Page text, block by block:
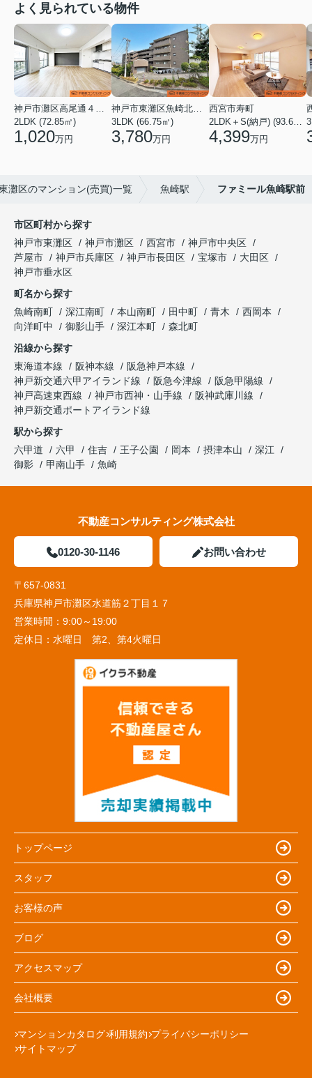
よく見られている物件
神戸市灘区高尾通４丁目
2LDK (72.85㎡)
1,020万円
神戸市東灘区魚崎北町４丁目
3LDK (66.75㎡)
3,780万円
西宮市寿町
2LDK＋S(納戸) (93.60㎡)
4,399万円
灘区のマンション(売買)一覧 魚崎駅 ファミール魚崎駅前
市区町村から探す
神戸市東灘区
神戸市灘区 西宮市
神戸市中央区
芦屋市
神戸市兵庫区 神戸市長田区 宝塚市
大田区
神戸市垂水区
町名から探す
魚崎南町
深江南町 本山南町 田中町 青木
西岡本
向洋町中
御影山手 深江本町
森北町
沿線から探す
東海道本線
阪神本線
阪急神戸本線
神戸新交通六甲アイランド線
阪急今津線
阪急甲陽線
神戸高速東西線
神戸市西神・山手線
阪神武庫川線
神戸新交通ポートアイランド線
駅から探す
六甲道
六甲 住吉 王子公園 岡本 摂津本山
深江
御影
甲南山手 魚崎
不動産コンサルティング株式会社
0120-30-1146 お問い合わせ
〒657-0831
兵庫県神戸市灘区水道筋２丁目１７
営業時間： 9:00～19:00
定休日： 水曜日 第2、第4火曜日
トップページ
スタッフ
お客様の声
ブログ
アクセスマップ
会社概要
マンションカタログ 利用規約 プライバシーポリシー
サイトマップ